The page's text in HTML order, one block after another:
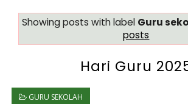
Showing posts with label Guru
posts
Hari Guru
GURU SEKOLAH